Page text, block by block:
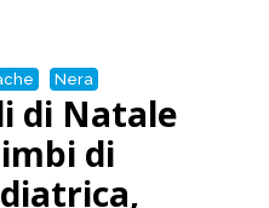
Nera
di Natale
di